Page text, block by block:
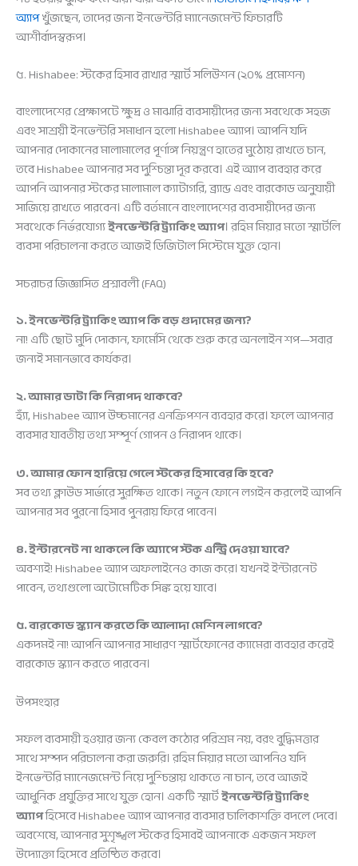
অ্যাপখুঁজছেন, তাদের জন্য ইনভেন্টরি ম্যানেজমেন্ট ফিচারটি
আশীর্বাদস্বরূপ।
৫. Hishabee: স্টকের হিসাব রাখার স্মার্ট সলিউশন (২০% প্রমোশন)
বাংলাদেশের প্রেক্ষাপটে ক্ষুদ্র ও মাঝারি ব্যবসায়ীদের জন্য সবথেকে সহজ
এবং সাশ্রয়ী ইনভেন্টরি সমাধান হলো Hishabee অ্যাপ। আপনি যদি
আপনার দোকানের মালামালের পূর্ণাঙ্গ নিয়ন্ত্রণ হাতের মুঠোয় রাখতে চান,
তবে Hishabee আপনার সব দুশ্চিন্তা দূর করবে। এই অ্যাপ ব্যবহার করে
আপনি আপনার স্টকের মালামাল ক্যাটাগরি, ব্র্যান্ড এবং বারকোড অনুযায়ী
সাজিয়ে রাখতে পারবেন। এটি বর্তমানে বাংলাদেশের ব্যবসায়ীদের জন্য
সবথেকে নির্ভরযোগ্যইনভেন্টরি ট্র্যাকিং অ্যাপ। রহিম মিয়ার মতো স্মার্টলি
ব্যবসা পরিচালনা করতে আজই ডিজিটাল সিস্টেমে যুক্ত হোন।
সচরাচর জিজ্ঞাসিত প্রশ্নাবলী (FAQ)
১. ইনভেন্টরি ট্র্যাকিং অ্যাপ কি বড় গুদামের জন্য?
না! এটি ছোট মুদি দোকান, ফার্মেসি থেকে শুরু করে অনলাইন শপ—সবার
জন্যই সমানভাবে কার্যকর।
২. আমার ডাটা কি নিরাপদ থাকবে?
হ্যাঁ, Hishabee অ্যাপ উচ্চমানের এনক্রিপশন ব্যবহার করে। ফলে আপনার
ব্যবসার যাবতীয় তথ্য সম্পূর্ণ গোপন ও নিরাপদ থাকে।
৩. আমার ফোন হারিয়ে গেলে স্টকের হিসাবের কি হবে?
সব তথ্য ক্লাউড সার্ভারে সুরক্ষিত থাকে। নতুন ফোনে লগইন করলেই আপনি
আপনার সব পুরনো হিসাব পুনরায় ফিরে পাবেন।
৪. ইন্টারনেট না থাকলে কি অ্যাপে স্টক এন্ট্রি দেওয়া যাবে?
অবশ্যই! Hishabee অ্যাপ অফলাইনেও কাজ করে। যখনই ইন্টারনেট
পাবেন, তথ্যগুলো অটোমেটিক সিঙ্ক হয়ে যাবে।
৫. বারকোড স্ক্যান করতে কি আলাদা মেশিন লাগবে?
একদমই না! আপনি আপনার সাধারণ স্মার্টফোনের ক্যামেরা ব্যবহার করেই
বারকোড স্ক্যান করতে পারবেন।
উপসংহার
সফল ব্যবসায়ী হওয়ার জন্য কেবল কঠোর পরিশ্রম নয়, বরং বুদ্ধিমত্তার
সাথে সম্পদ পরিচালনা করা জরুরি। রহিম মিয়ার মতো আপনিও যদি
ইনভেন্টরি ম্যানেজমেন্ট নিয়ে দুশ্চিন্তায় থাকতে না চান, তবে আজই
আধুনিক প্রযুক্তির সাথে যুক্ত হোন। একটি স্মার্টইনভেন্টরি ট্র্যাকিং
অ্যাপহিসেবে Hishabee অ্যাপ আপনার ব্যবসার চালিকাশক্তি বদলে দেবে।
অবশেষে, আপনার সুশৃঙ্খল স্টকের হিসাবই আপনাকে একজন সফল
উদ্যোক্তা হিসেবে প্রতিষ্ঠিত করবে।